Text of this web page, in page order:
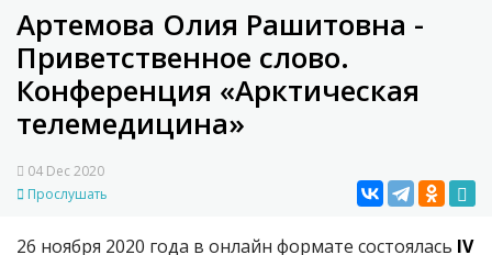
Артемова Олия Рашитовна -
Приветственное слово.
Конференция «Арктическая
телемедицина»
04 Dec 2020
Прослушать
26 ноября 2020 года в онлайн формате состоялась IV